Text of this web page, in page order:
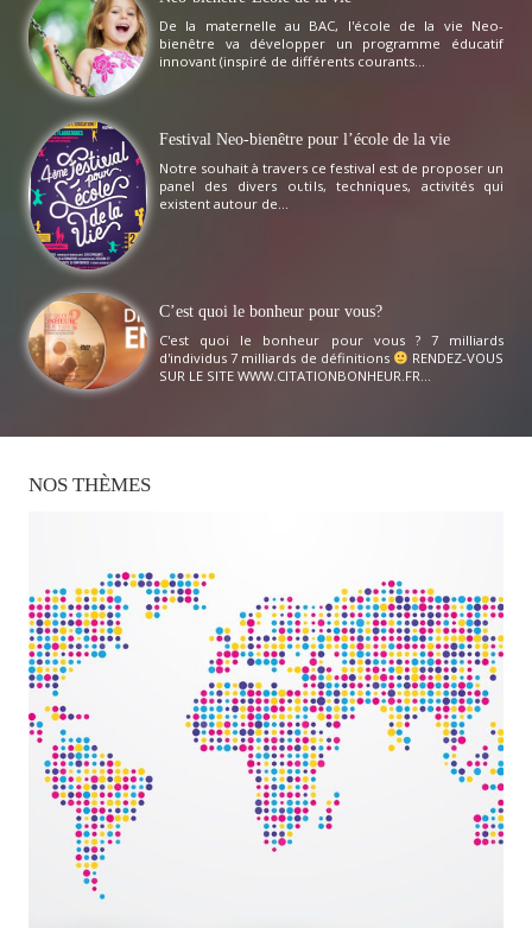
De la maternelle au BAC, l'école de la vie Neo-
bienêtre va développer un programme éducatif
innovant (inspiré de différents courants...
Festival Neo-bienêtre pour l’école de la vie
Notre souhait à travers ce festival est de proposer un
panel des divers outils, techniques, activités qui
existent autour de...
C’est quoi le bonheur pour vous?
C'est quoi le bonheur pour vous ? 7 milliards
d'individus 7 milliards de définitions
RENDEZ-VOUS
SUR LE SITE WWW.CITATIONBONHEUR.FR...
NOS THÈMES